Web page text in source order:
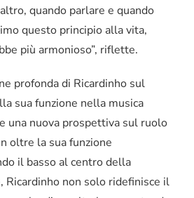
quando parlare e quando
questo principio alla vita,
più armonioso”, riflette.
profonda di Ricardinho sul
sua funzione nella musica
una nuova prospettiva sul ruolo
oltre la sua funzione
il basso al centro della
Ricardinho non solo ridefinisce il